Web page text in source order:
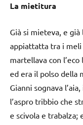
La mietitura
Già si mieteva, e
appiattatta tra i meli
martellava con l’eco
ed era il polso della
Gianni sognava
l’aspro tribbio che
e scivola e trabalza;